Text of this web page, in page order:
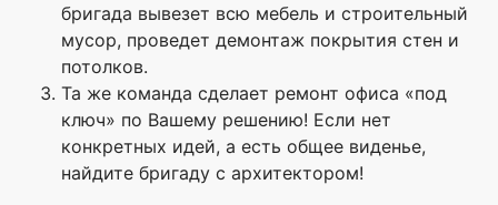
бригада вывезет всю мебель и строительный
мусор, проведет демонтаж покрытия стен и
потолков.
Та же команда сделает ремонт офиса «под
ключ» по Вашему решению! Если нет
конкретных идей, а есть общее виденье,
найдите бригаду с архитектором!